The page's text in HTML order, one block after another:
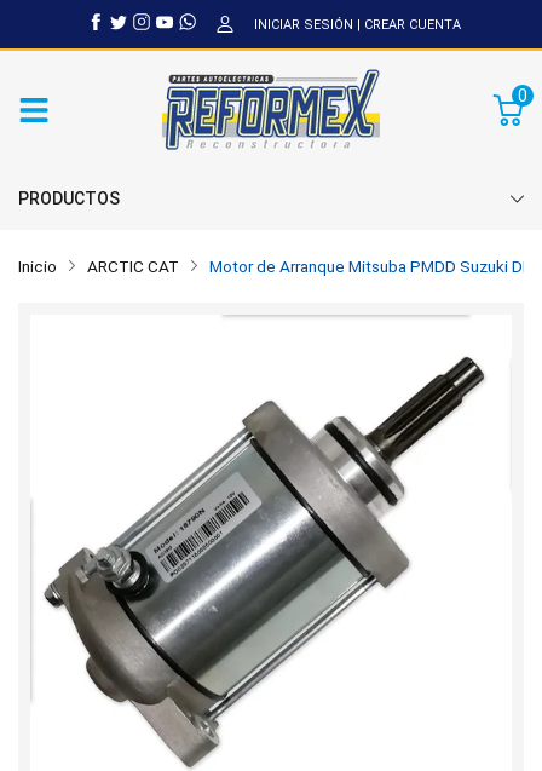
INICIAR SESIÓN | CREAR CUENTA
0
PRODUCTOS
Inicio ARCTIC CAT Motor de Arranque Mitsuba PMDD Suzuki